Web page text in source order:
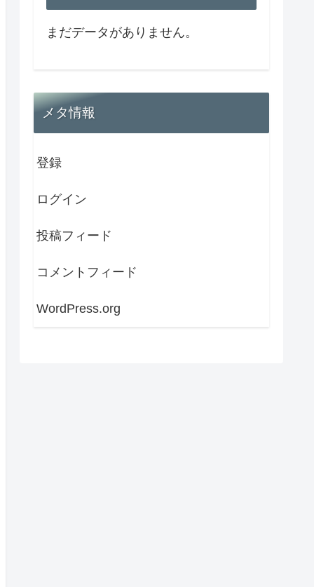
まだデータがありません。
メタ情報
登録
ログイン
投稿フィード
コメントフィード
WordPress.org